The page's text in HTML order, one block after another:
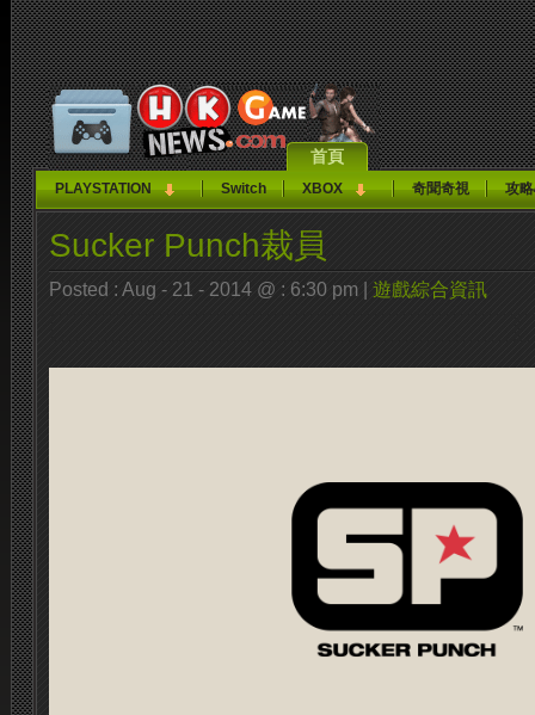
首頁
PLAYSTATION Switch XBOX 奇聞奇視 攻
Sucker Punch裁員
Posted : Aug - 21 - 2014 @ : 6:30 pm | 遊戲綜合資訊